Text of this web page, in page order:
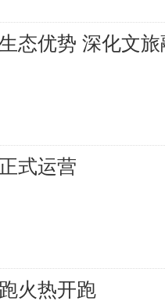
态优势 深化文旅
式运营
火热开跑